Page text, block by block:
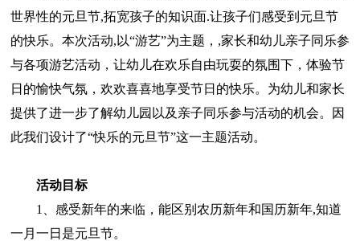
世界性的元旦节,拓宽孩子的知识面.让孩子们感受到元旦节
的快乐。本次活动,以“游艺”为主题，,家长和幼儿亲子同乐参
与各项游艺活动，让幼儿在欢乐自由玩耍的氛围下，体验节
日的愉快气氛，欢欢喜喜地享受节日的快乐。为幼儿和家长
提供了进一步了解幼儿园以及亲子同乐参与活动的机会。因
此我们设计了“快乐的元旦节”这一主题活动。
活动目标
1、感受新年的来临，能区别农历新年和国历新年,知道
一月一日是元旦节。